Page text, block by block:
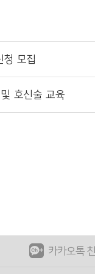
청 모집
호신술 교육
카카오톡